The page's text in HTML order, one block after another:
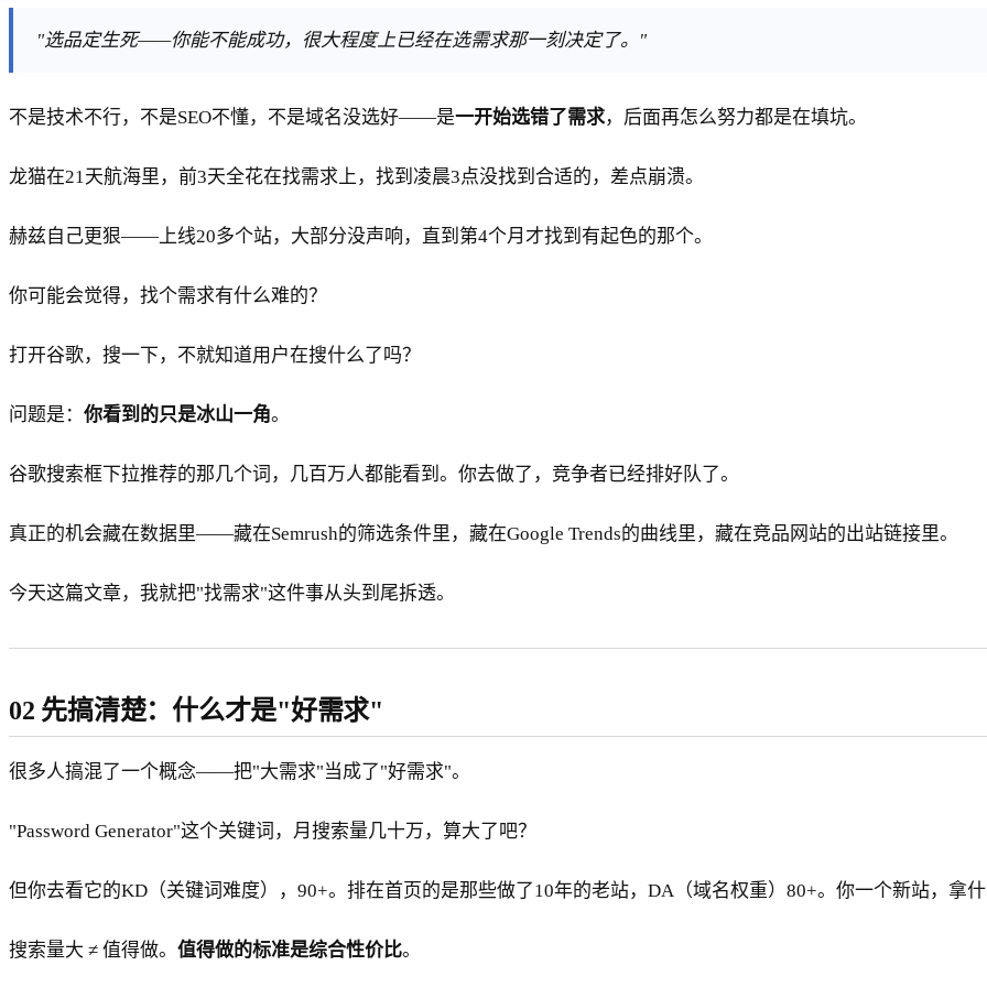
"选品定生死——你能不能成功，很大程度上已经在选需求那一刻决定了。"
不是技术不行，不是SEO不懂，不是域名没选好——是一开始选错了需求，后面再怎么努力都是在填坑。
龙猫在21天航海里，前3天全花在找需求上，找到凌晨3点没找到合适的，差点崩溃。
赫兹自己更狠——上线20多个站，大部分没声响，直到第4个月才找到有起色的那个。
你可能会觉得，找个需求有什么难的？
打开谷歌，搜一下，不就知道用户在搜什么了吗？
问题是： 你看到的只是冰山一角。
谷歌搜索框下拉推荐的那几个词，几百万人都能看到。你去做了，竞争者已经排好队了。
真正的机会藏在数据里——藏在Semrush的筛选条件里，藏在Google Trends的曲线里，藏在竞品网站的出站链接里。
今天这篇文章，我就把"找需求"这件事从头到尾拆透。
02 先搞清楚：什么才是"好需求"
很多人搞混了一个概念——把"大需求"当成了"好需求"。
"Password Generator"这个关键词，月搜索量几十万，算大了吧？
但你去看它的KD（关键词难度），90+。排在首页的是那些做了10年的老站，DA（域名权重）80+。你一个新站，拿什
搜索量大 ≠ 值得做。 值得做的标准是综合性价比。